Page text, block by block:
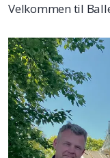
Velkommen til